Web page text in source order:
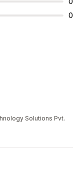
0
Solutions Pvt.